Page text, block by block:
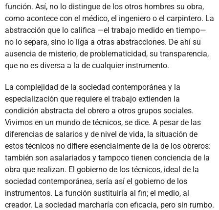
función. Así, no lo distingue de los otros hombres su obra,
como acontece con el médico, el ingeniero o el carpintero. La
abstracción que lo califica —el trabajo medido en tiempo—
no lo separa, sino lo liga a otras abstracciones. De ahí su
ausencia de misterio, de problematicidad, su transparencia,
que no es diversa a la de cualquier instrumento.
La complejidad de la sociedad contemporánea y la
especialización que requiere el trabajo extienden la
condición abstracta del obrero a otros grupos sociales.
Vivimos en un mundo de técnicos, se dice. A pesar de las
diferencias de salarios y de nivel de vida, la situación de
estos técnicos no difiere esencialmente de la de los obreros:
también son asalariados y tampoco tienen conciencia de la
obra que realizan. El gobierno de los técnicos, ideal de la
sociedad contemporánea, sería así el gobierno de los
instrumentos. La función sustituiría al fin; el medio, al
creador. La sociedad marcharía con eficacia, pero sin rumbo.